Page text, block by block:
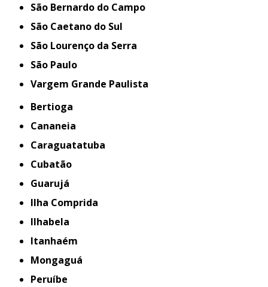
São Bernardo do Campo
São Caetano do Sul
São Lourenço da Serra
São Paulo
Vargem Grande Paulista
Bertioga
Cananeia
Caraguatatuba
Cubatão
Guarujá
Ilha Comprida
Ilhabela
Itanhaém
Mongaguá
Peruíbe